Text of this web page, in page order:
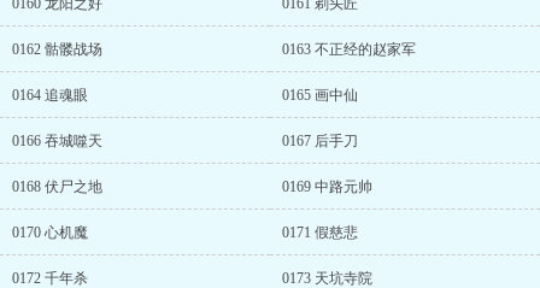
0160 龙阳之好 0161 剃头匠
0162 骷髅战场 0163 不正经的赵家军
0164 追魂眼 0165 画中仙
0166 吞城噬天 0167 后手刀
0168 伏尸之地 0169 中路元帅
0170 心机魔 0171 假慈悲
0172 千年杀 0173 天坑寺院